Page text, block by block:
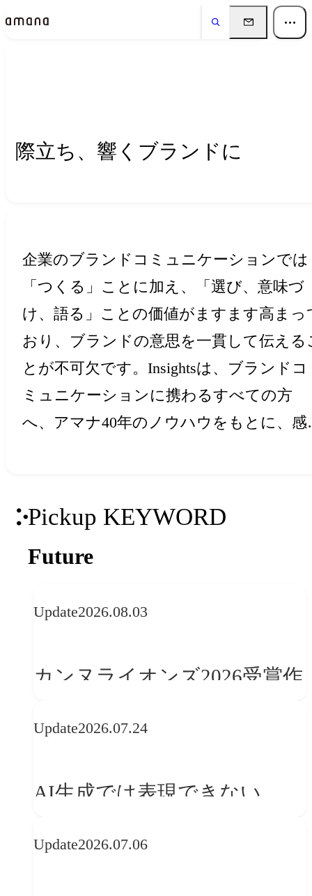
Insightsインサイト
際立ち、響くブランドに
企業のブランドコミュニケーションでは
「つくる」ことに加え、「選び、意味づ
け、語る」ことの価値がますます高まっ
おり、ブランドの意思を一貫して伝える
とが不可欠です。Insightsは、ブランドコ
ミュニケーションに携わるすべての方
へ、アマナ40年のノウハウをもとに、感
Pickup KEYWORD
Future
Update2026.08.03
カンヌライオンズ2026受賞作
──「優れたブランド体験」
か
Update2026.07.24
AI生成では表現できない
望
Update2026.07.06